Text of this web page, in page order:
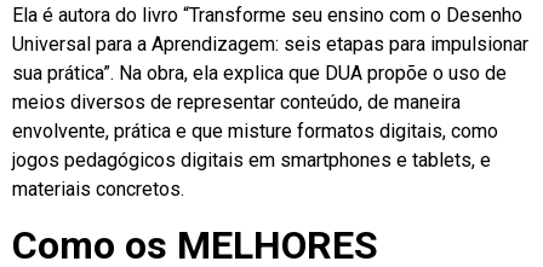
Ela é autora do livro “Transforme seu ensino com o Desenho
Universal para a Aprendizagem: seis etapas para impulsionar
sua prática”. Na obra, ela explica que DUA propõe o uso de
meios diversos de representar conteúdo, de maneira
envolvente, prática e que misture formatos digitais, como
jogos pedagógicos digitais em smartphones e tablets, e
materiais concretos.
Como os MELHORES